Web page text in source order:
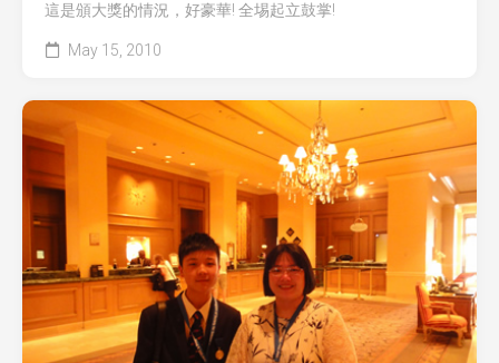
這是頒大獎的情況，好豪華! 全埸起立鼓掌!
May 15, 2010